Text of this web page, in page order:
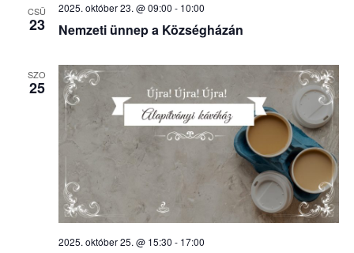
CSÜ
23 Nemzeti ünnep a Községházán
2025. október 23. @ 09:00 - 10:00
SZO
25
2025. október 25. @ 15:30 - 17:00